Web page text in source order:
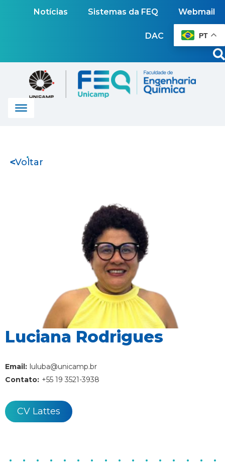
Notícias Sistemas da FEQ Webmail
DAC PT
Voltar
Luciana Rodrigues
Email: luluba@unicamp.br
Contato: +55 19 3521-3938
CV Lattes